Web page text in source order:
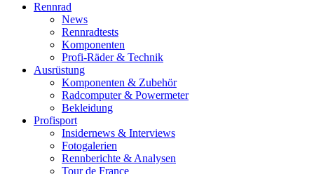
Rennrad
News
Rennradtests
Komponenten
Profi-Räder & Technik
Ausrüstung
Komponenten & Zubehör
Radcomputer & Powermeter
Bekleidung
Profisport
Insidernews & Interviews
Fotogalerien
Rennberichte & Analysen
Tour de France